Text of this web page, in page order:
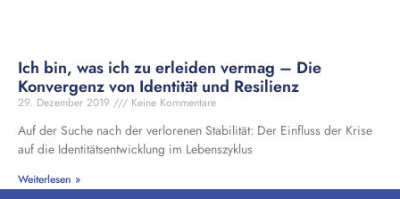
Ich bin, was ich zu erleiden vermag – Die
Konvergenz von Identität und Resilienz
29. Dezember 2019 Keine Kommentare
Auf der Suche nach der verlorenen Stabilität: Der Einfluss der Krise
auf die Identitätsentwicklung im Lebenszyklus
Weiterlesen »